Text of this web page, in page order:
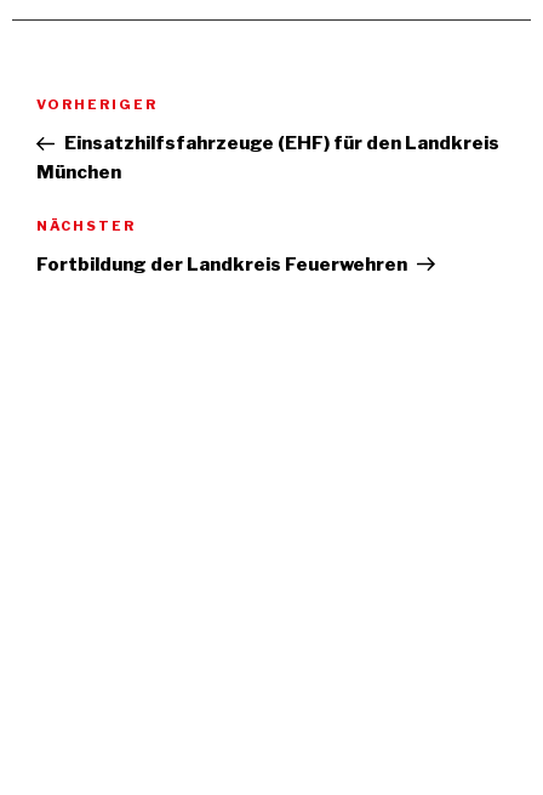
Vorheriger
Beitrag
VORHERIGER
Einsatzhilfsfahrzeuge (EHF) für den Landkreis
München
Nächster
Artikel
NÄCHSTER
Fortbildung der Landkreis Feuerwehren